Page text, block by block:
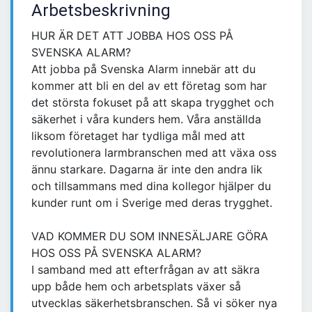
Arbetsbeskrivning
HUR ÄR DET ATT JOBBA HOS OSS PÅ
SVENSKA ALARM?
Att jobba på Svenska Alarm innebär att du
kommer att bli en del av ett företag som har
det största fokuset på att skapa trygghet och
säkerhet i våra kunders hem. Våra anställda
liksom företaget har tydliga mål med att
revolutionera larmbranschen med att växa oss
ännu starkare. Dagarna är inte den andra lik
och tillsammans med dina kollegor hjälper du
kunder runt om i Sverige med deras trygghet.
VAD KOMMER DU SOM INNESÄLJARE GÖRA
HOS OSS PÅ SVENSKA ALARM?
I samband med att efterfrågan av att säkra
upp både hem och arbetsplats växer så
utvecklas säkerhetsbranschen. Så vi söker nya